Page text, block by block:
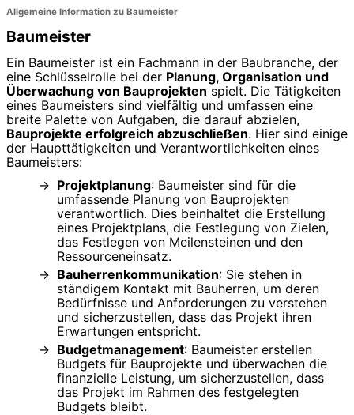
Allgemeine Information zu Baumeister
Baumeister
Ein Baumeister ist ein Fachmann in der Baubranche, der
eine Schlüsselrolle bei der Planung, Organisation und
Überwachung von Bauprojekten spielt. Die Tätigkeiten
eines Baumeisters sind vielfältig und umfassen eine
breite Palette von Aufgaben, die darauf abzielen,
Bauprojekte erfolgreich abzuschließen. Hier sind einige
der Haupttätigkeiten und Verantwortlichkeiten eines
Baumeisters:
Projektplanung: Baumeister sind für die
umfassende Planung von Bauprojekten
verantwortlich. Dies beinhaltet die Erstellung
eines Projektplans, die Festlegung von Zielen,
das Festlegen von Meilensteinen und den
Ressourceneinsatz.
Bauherrenkommunikation: Sie stehen in
ständigem Kontakt mit Bauherren, um deren
Bedürfnisse und Anforderungen zu verstehen
und sicherzustellen, dass das Projekt ihren
Erwartungen entspricht.
Budgetmanagement: Baumeister erstellen
Budgets für Bauprojekte und überwachen die
finanzielle Leistung, um sicherzustellen, dass
das Projekt im Rahmen des festgelegten
Budgets bleibt.